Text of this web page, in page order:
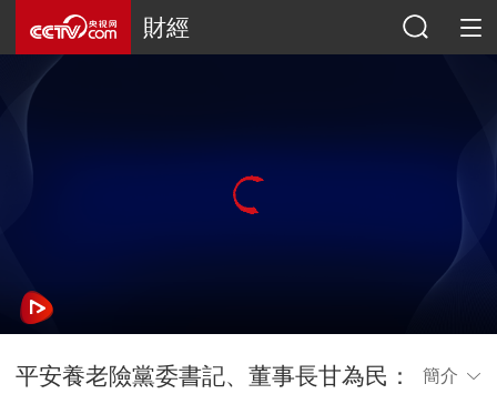
財經
平安養老險黨委書記、董事長甘為民：
簡介